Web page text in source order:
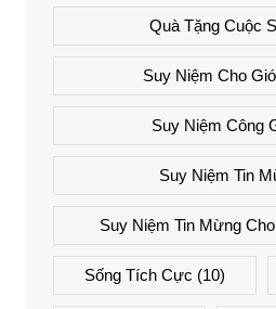
Quà Tặng Cuộc
Suy Niệm Cho
Suy Niệm Công
Suy Niệm Tin
Suy Niệm Tin Mừng
Sống Tích Cực (10)